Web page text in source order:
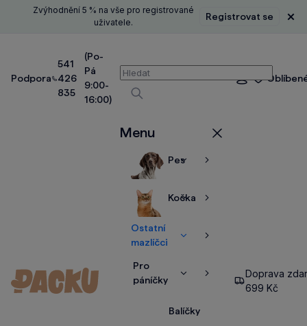
Zvýhodnění 5 % na vše pro registrované
uživatele.
Registrovat se
Podpora
541
426
835
(Po-
Pá
9:00-
16:00)
Vyhledávání
Vyhledávat
Přihlášení
Menu
PesZobrazitZobrazit
Kočka
ZobrazitZobrazit
Ostatní
mazlíčci
ZobrazitZobrazit
Pro
páníčky
ZobrazitZobrazit
Balíčky
Doprava
699 Kč